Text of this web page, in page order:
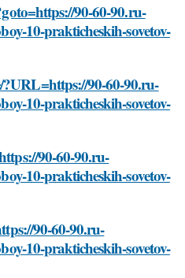
90-60-90.ru-
10-prakticheskih-sovetov-
90-60-90.ru-
10-prakticheskih-sovetov-
90-60-90.ru-
10-prakticheskih-sovetov-
90-60-90.ru-
10-prakticheskih-sovetov-